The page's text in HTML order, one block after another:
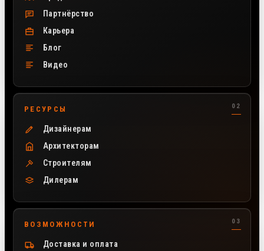
Партнёрство
Карьера
Блог
Видео
РЕСУРСЫ
Дизайнерам
Архитекторам
Строителям
Дилерам
ВОЗМОЖНОСТИ
Доставка и оплата